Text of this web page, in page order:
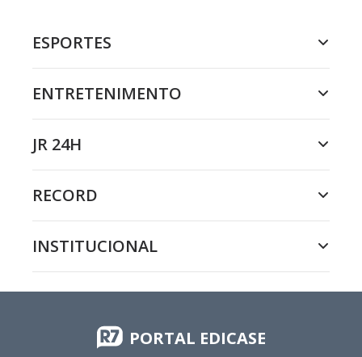
ESPORTES
ENTRETENIMENTO
JR 24H
RECORD
INSTITUCIONAL
PORTAL EDICASE